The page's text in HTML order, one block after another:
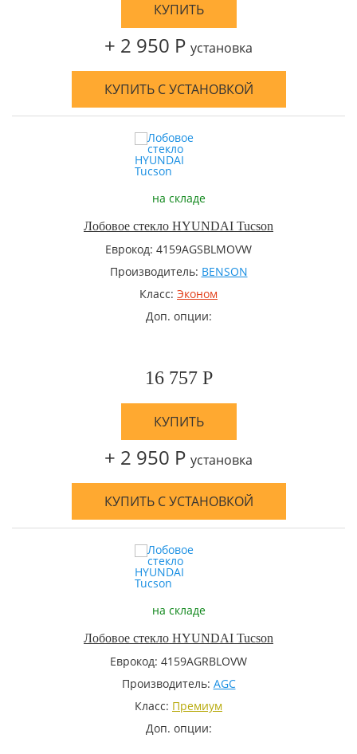
КУПИТЬ
+ 2 950 Р установка
КУПИТЬ С УСТАНОВКОЙ
на складе
Лобовое стекло HYUNDAI Tucson
Еврокод: 4159AGSBLMOVW
Производитель: BENSON
Класс: Эконом
Доп. опции:
16 757 Р
КУПИТЬ
+ 2 950 Р установка
КУПИТЬ С УСТАНОВКОЙ
на складе
Лобовое стекло HYUNDAI Tucson
Еврокод: 4159AGRBLOVW
Производитель: AGC
Класс: Премиум
Доп. опции: